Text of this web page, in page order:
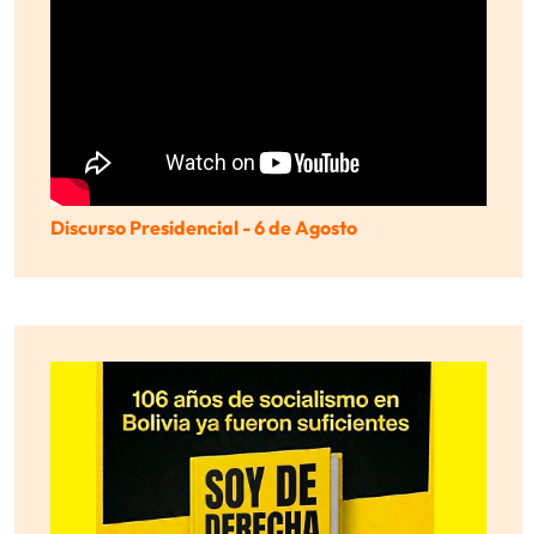
Discurso Presidencial - 6 de Agosto